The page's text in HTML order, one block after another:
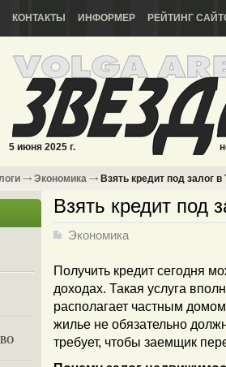
КОНТАКТЫ ИНФОРМЕР РЕЙТИНГ
5 июня 2025 г.
Экономика Взять кредит под залог
Взять кредит под
Экономика
Получить кредит сегодня
доходах. Такая услуга
располагает частным
жилье не обязательно
требует, чтобы заемщик